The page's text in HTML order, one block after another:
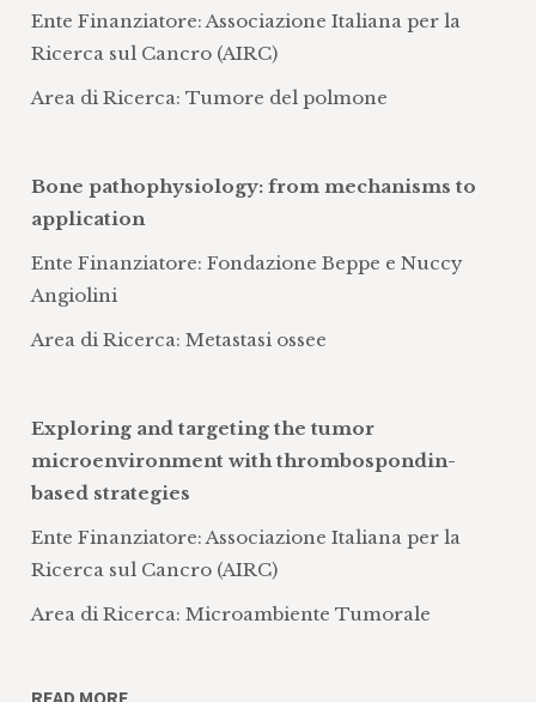
Messa a punto, validazione ed utilizzo di
metodiche altamente specifiche e
sensibili per la misura quantitativa dei
farmaci e dei loro metaboliti in tessuti
utilizzate si elencano HPLC-MS-MS per
studi farmacocinetici preclinici e clinici
di farmaci e la tecnica di ultima
Spectrometry
genomico, trascrittomico e proteomico,
coadiuvato da una competenza
bioinformatica
Ente Finanziatore: Associazione Italiana per la
Ricerca sul Cancro (AIRC)
Area di Ricerca: Tumore del polmone
Bone pathophysiology: from mechanisms to
application
Ente Finanziatore: Fondazione Beppe e Nuccy
Angiolini
Area di Ricerca: Metastasi ossee
Exploring and targeting the tumor
microenvironment with thrombospondin-
based strategies
Ente Finanziatore: Associazione Italiana per la
Ricerca sul Cancro (AIRC)
Area di Ricerca: Microambiente Tumorale